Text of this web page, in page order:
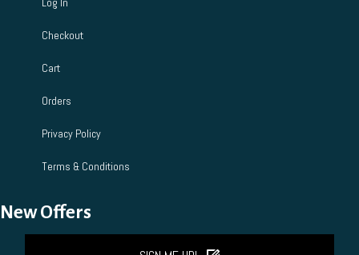
Checkout
Cart
Orders
Privacy Policy
Terms & Conditions
New Offers